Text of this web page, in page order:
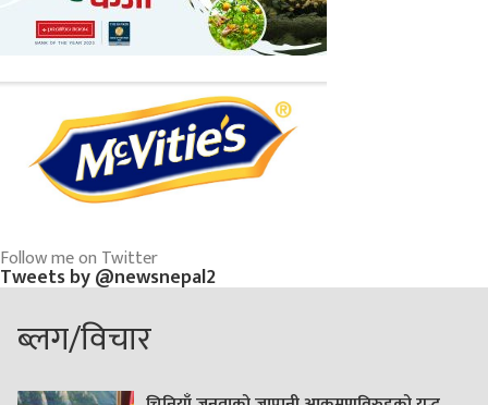
Follow me on Twitter
Tweets by @newsnepal2
ब्लग/विचार